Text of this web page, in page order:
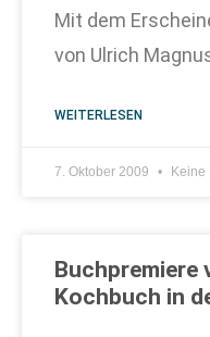
Mit dem
von Ulrich
WEITERLESEN
7. Oktober 2009 Keine
Buchpremiere
Kochbuch in